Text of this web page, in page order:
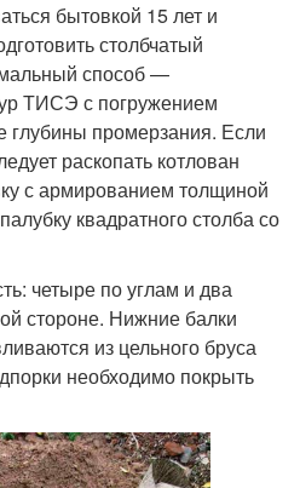
бытовкой 15 лет и
столбчатый
способ —
ТИСЭ с погружением
глубины промерзания. Если
раскопать котлован
с армированием толщиной
квадратного столба со
четыре по углам и два
стороне. Нижние балки
из цельного бруса
необходимо покрыть